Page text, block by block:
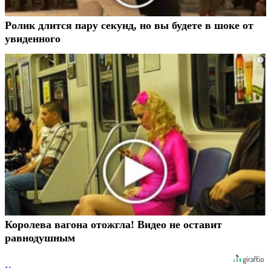
Ролик длится пару секунд, но вы будете в шоке от
увиденного
i
Королева вагона отожгла! Видео не оставит
равнодушным